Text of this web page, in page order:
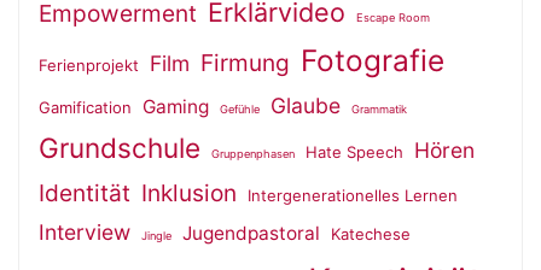
Empowerment Erklärvideo Escape Room
Ferienprojekt Film Firmung Fotografie
Gamification Gaming Gefühle Glaube Grammatik
Grundschule Gruppenphasen Hate Speech Hören
Identität Inklusion Intergenerationelles Lernen
Interview Jingle Jugendpastoral Katechese